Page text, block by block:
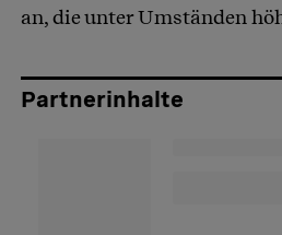
an, die unter Umständen
Partnerinhalte